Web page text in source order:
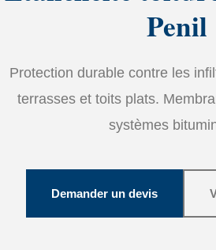
Penil
Protection durable contre les
terrasses et toits plats.
systèmes
Demander un devis